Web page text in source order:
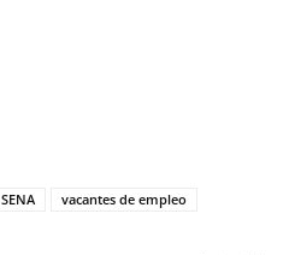
SENA vacantes de empleo